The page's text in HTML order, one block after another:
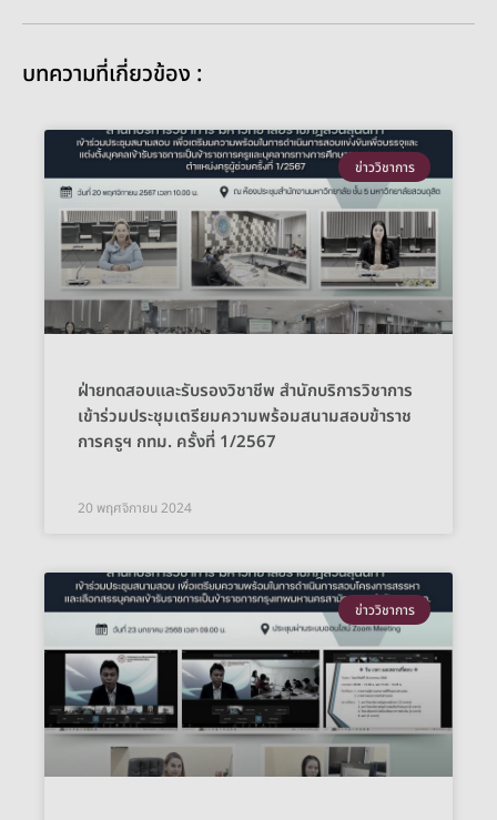
บทความที่เกี่ยวข้อง :
ข่าววิชาการ
ฝ่ายทดสอบและรับรองวิชาชีพ สำนักบริการวิชาการ
เข้าร่วมประชุมเตรียมความพร้อมสนามสอบข้าราช
การครูฯ กทม. ครั้งที่ 1/2567
20 พฤศจิกายน 2024
ข่าววิชาการ